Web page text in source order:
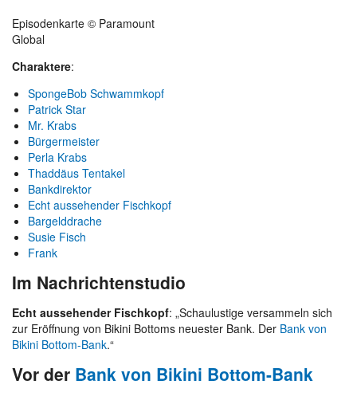
Episodenkarte © Paramount
Global
Charaktere:
SpongeBob Schwammkopf
Patrick Star
Mr. Krabs
Bürgermeister
Perla Krabs
Thaddäus Tentakel
Bankdirektor
Echt aussehender Fischkopf
Bargelddrache
Susie Fisch
Frank
Im Nachrichtenstudio
Echt aussehender Fischkopf: „Schaulustige versammeln sich
zur Eröffnung von Bikini Bottoms neuester Bank. Der Bank von
Bikini Bottom-Bank.“
Vor der Bank von Bikini Bottom-Bank